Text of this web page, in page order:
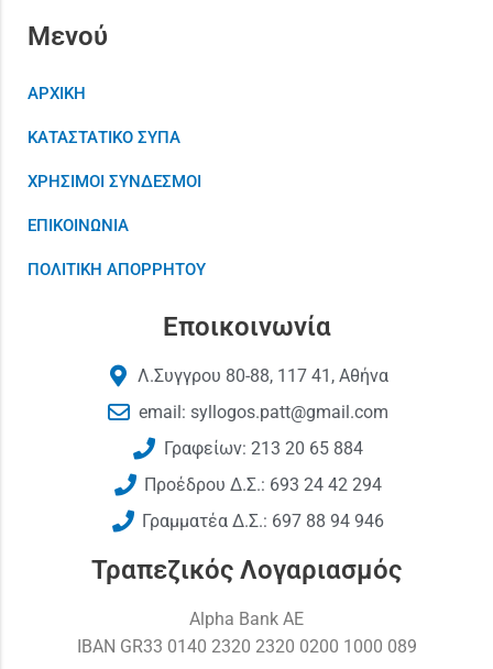
Μενού
ΑΡΧΙΚΗ
ΚΑΤΑΣΤΑΤΙΚΟ ΣΥΠΑ
ΧΡΗΣΙΜΟΙ ΣΥΝΔΕΣΜΟΙ
ΕΠΙΚΟΙΝΩΝΙΑ
ΠΟΛΙΤΙΚΗ ΑΠΟΡΡΗΤΟΥ
Εποικοινωνία
Λ.Συγγρου 80-88, 117 41, Αθήνα
email: syllogos.patt@gmail.com
Γραφείων: 213 20 65 884
Προέδρου Δ.Σ.: 693 24 42 294
Γραμματέα Δ.Σ.: 697 88 94 946
Τραπεζικός Λογαριασμός
Alpha Bank AE
ΙΒΑΝ GR33 0140 2320 2320 0200 1000 089